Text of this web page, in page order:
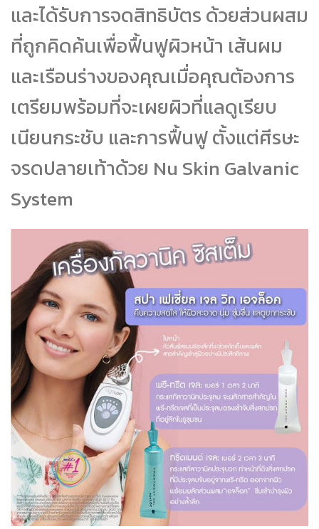
และได้รับการจดสิทธิบัตร ด้วยส่วนผสม
ที่ถูกคิดค้นเพื่อฟื้นฟูผิวหน้า เส้นผม
และเรือนร่างของคุณเมื่อคุณต้องการ
เตรียมพร้อมที่จะเผยผิวที่แลดูเรียบ
เนียนกระชับ และการฟื้นฟู ตั้งแต่ศีรษะ
จรดปลายเท้าด้วย Nu Skin Galvanic
System